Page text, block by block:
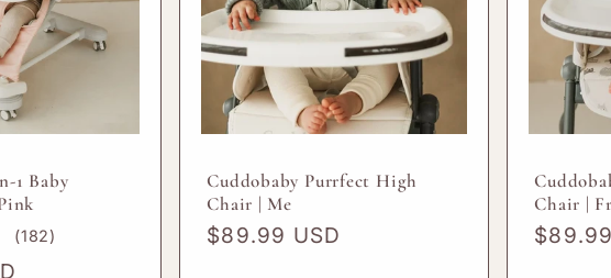
1 Baby
(182)
Cuddobaby Purrfect High
Chair | Me
Prix
$89.99 USD
Chair |
Prix